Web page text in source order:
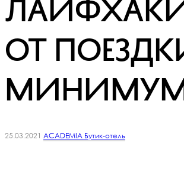
от
25.03.2021 ACADEMIA Бутик-отель